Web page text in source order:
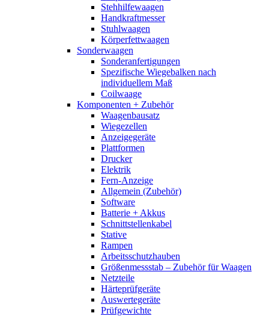
Stehhilfewaagen
Handkraftmesser
Stuhlwaagen
Körperfettwaagen
Sonderwaagen
Sonderanfertigungen
Spezifische Wiegebalken nach
individuellem Maß
Coilwaage
Komponenten + Zubehör
Waagenbausatz
Wiegezellen
Anzeigegeräte
Plattformen
Drucker
Elektrik
Fern-Anzeige
Allgemein (Zubehör)
Software
Batterie + Akkus
Schnittstellenkabel
Stative
Rampen
Arbeitsschutzhauben
Größenmessstab – Zubehör für Waagen
Netzteile
Härteprüfgeräte
Auswertegeräte
Prüfgewichte